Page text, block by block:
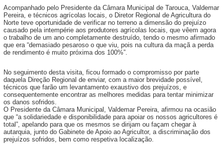
Acompanhado pelo Presidente da Câmara Municipal de Tarouca, Valdemar
Pereira, e técnicos agrícolas locais, o Diretor Regional de Agricultura do
Norte teve oportunidade de verificar no terreno a dimensão do prejuízo
causado pela intempérie aos produtores agrícolas locais, que vêem agora
o trabalho de um ano completamente destruído, tendo o mesmo afirmado
que era “demasiado pesaroso o que viu, pois na cultura da maçã a perda
de rendimento é muito próxima dos 100%”.
No seguimento desta visita, ficou formado o compromisso por parte
daquela Direção Regional de enviar, com a maior brevidade possível,
técnicos que farão um levantamento exaustivo dos prejuízos, e
consequentemente encontrar as melhores medidas para tentar minimizar
os danos sofridos.
O Presidente da Câmara Municipal, Valdemar Pereira, afirmou na ocasião
que “a solidariedade e disponibilidade para apoiar os nossos agricultores é
total”, apelando para que os mesmos se dirijam ou façam chegar à
autarquia, junto do Gabinete de Apoio ao Agricultor, a discriminação dos
prejuízos sofridos, bem como respetiva localização.